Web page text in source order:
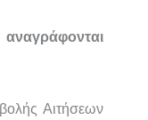
αναγράφονται
Αιτήσεων